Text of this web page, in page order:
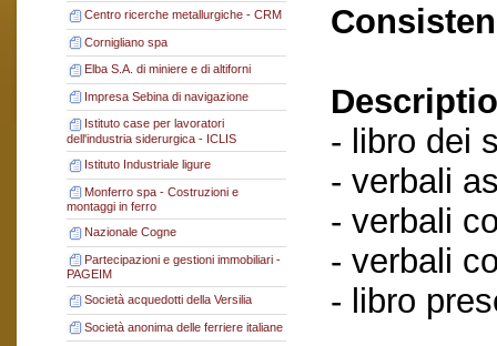
Centro ricerche metallurgiche - CRM
Cornigliano spa
Elba S.A. di miniere e di altiforni
Impresa Sebina di navigazione
Istituto case per lavoratori
dell'industria siderurgica - ICLIS
Istituto Industriale ligure
Monferro spa - Costruzioni e
montaggi in ferro
Nazionale Cogne
Partecipazioni e gestioni immobiliari -
PAGEIM
Società acquedotti della Versilia
Società anonima delle ferriere italiane
- libro dei
- verbali
- verbali
- verbali
- libro